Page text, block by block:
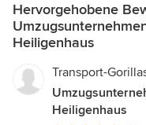
Hervorgehobene
Heiligenhaus
Transport-
Heiligenhaus